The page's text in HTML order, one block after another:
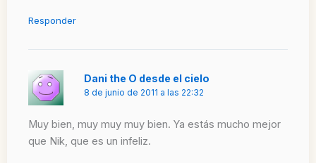
Responder
Dani the O desde el cielo
8 de junio de 2011 a las 22:32
Muy bien, muy muy muy bien. Ya estás mucho mejor
que Nik, que es un infeliz.